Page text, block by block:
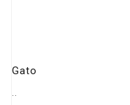
Gato